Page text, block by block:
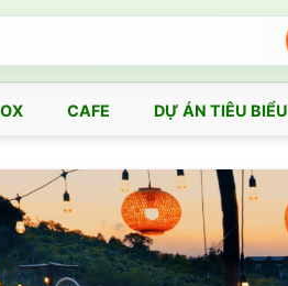
CAFE DỰ ÁN TIÊU BIỂU